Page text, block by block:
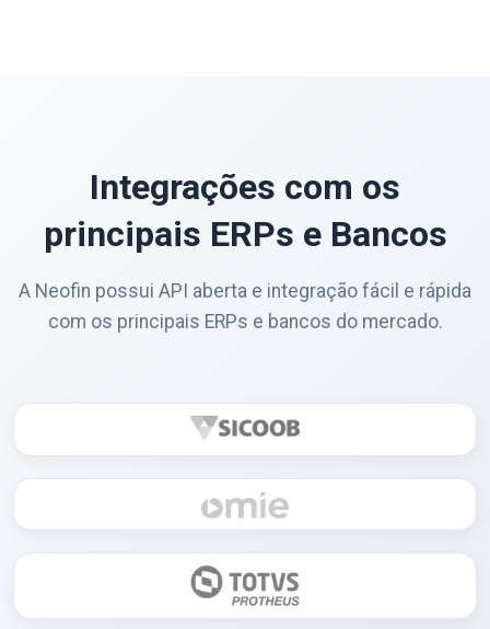
Integrações com os
principais ERPs e Bancos
A Neofin possui API aberta e integração fácil e rápida
com os principais ERPs e bancos do mercado.